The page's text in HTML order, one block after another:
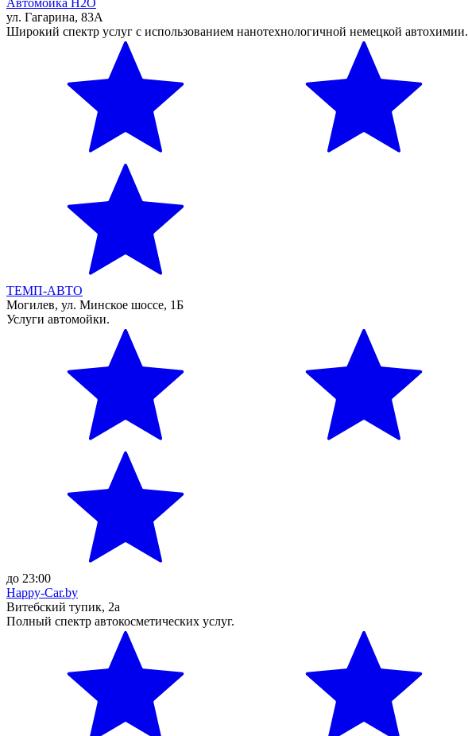
ул. Гагарина, 83А
Широкий спектр услуг с использованием нанотехнологичной немецкой автохимии.
ТЕМП-АВТО
Могилев, ул. Минское шоссе, 1Б
Услуги автомойки.
до 23:00
Happy-Car.by
Витебский тупик, 2а
Полный спектр автокосметических услуг.